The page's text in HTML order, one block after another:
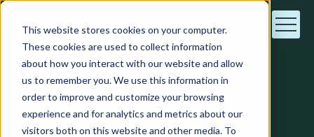
This website stores cookies on your computer.
These cookies are used to collect information
about how you interact with our website and allow
us to remember you. We use this information in
order to improve and customize your browsing
experience and for analytics and metrics about our
visitors both on this website and other media. To
Municipalités